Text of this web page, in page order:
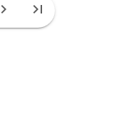
chevron_right last_page